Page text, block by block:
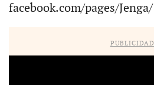
facebook.com/pages/Jenga/
PUBLICIDAD